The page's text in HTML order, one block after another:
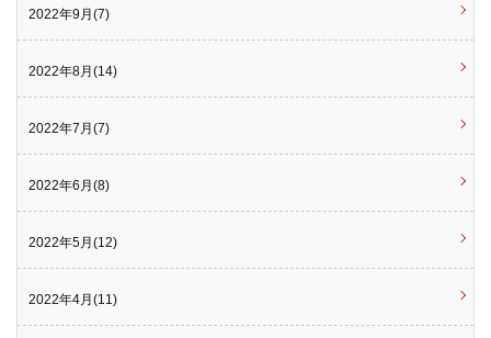
2022年9月(7)
2022年8月(14)
2022年7月(7)
2022年6月(8)
2022年5月(12)
2022年4月(11)